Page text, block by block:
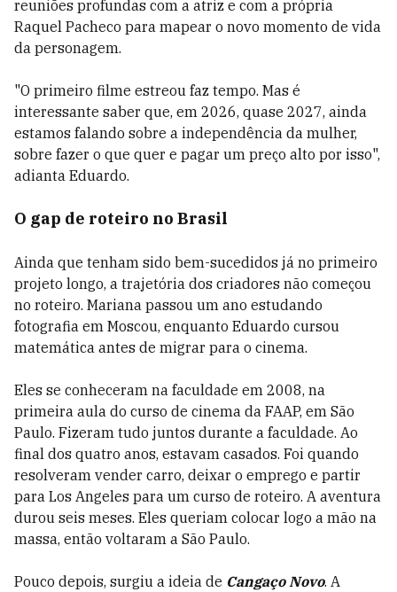
reuniões profundas com a atriz e com a própria
Raquel Pacheco para mapear o novo momento de vida
da personagem.
"O primeiro filme estreou faz tempo. Mas é
interessante saber que, em 2026, quase 2027, ainda
estamos falando sobre a independência da mulher,
sobre fazer o que quer e pagar um preço alto por isso",
adianta Eduardo.
O gap de roteiro no Brasil
Ainda que tenham sido bem-sucedidos já no primeiro
projeto longo, a trajetória dos criadores não começou
no roteiro. Mariana passou um ano estudando
fotografia em Moscou, enquanto Eduardo cursou
matemática antes de migrar para o cinema.
Eles se conheceram na faculdade em 2008, na
primeira aula do curso de cinema da FAAP, em São
Paulo. Fizeram tudo juntos durante a faculdade. Ao
final dos quatro anos, estavam casados. Foi quando
resolveram vender carro, deixar o emprego e partir
para Los Angeles para um curso de roteiro. A aventura
durou seis meses. Eles queriam colocar logo a mão na
massa, então voltaram a São Paulo.
Pouco depois, surgiu a ideia de Cangaço Novo. A